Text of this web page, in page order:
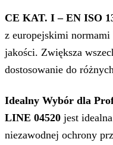
CE KAT. I – EN ISO
z europejskimi normami
jakości. Zwiększa
dostosowanie do
Idealny Wybór dla
LINE 04520 jest
niezawodnej ochrony